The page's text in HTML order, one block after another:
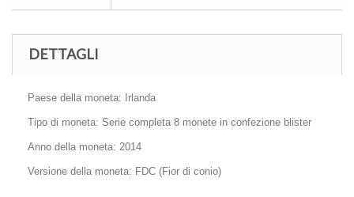
DETTAGLI
Paese della moneta: Irlanda
Tipo di moneta: Serie completa 8 monete in confezione blister
Anno della moneta: 2014
Versione della moneta: FDC (Fior di conio)